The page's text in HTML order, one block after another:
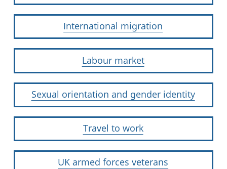
International migration
Labour market
Sexual orientation and gender identity
Travel to work
UK armed forces veterans